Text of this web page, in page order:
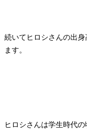
続いてヒロシさんの出
ます。
ヒロシさんは学生時代